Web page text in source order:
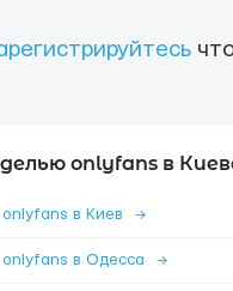
onlyfans в
в Киев →
в Одесса →